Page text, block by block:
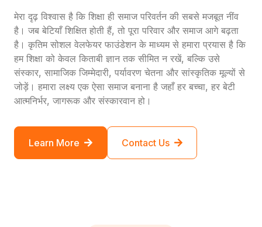
मेरा दृढ़ विश्वास है कि शिक्षा ही समाज परिवर्तन की सबसे मजबूत नींव
है। जब बेटियाँ शिक्षित होती हैं, तो पूरा परिवार और समाज आगे बढ़ता
है। कृतिम सोशल वेलफेयर फाउंडेशन के माध्यम से हमारा प्रयास है कि
हम शिक्षा को केवल किताबी ज्ञान तक सीमित न रखें, बल्कि उसे
संस्कार, सामाजिक जिम्मेदारी, पर्यावरण चेतना और सांस्कृतिक मूल्यों से
जोड़ें। हमारा लक्ष्य एक ऐसा समाज बनाना है जहाँ हर बच्चा, हर बेटी
आत्मनिर्भर, जागरूक और संस्कारवान हो।
Learn More Contact Us